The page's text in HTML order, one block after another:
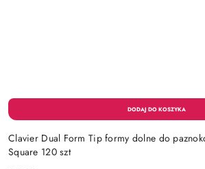
Clavier Dual Form Tip formy dolne do
Square 120 szt